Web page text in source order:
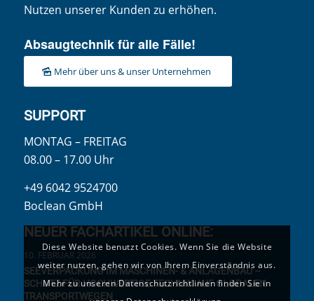
Nutzen unserer Kunden zu erhöhen.
Absaugtechnik für alle Fälle!
Mehr über uns & unser Unternehmen
SUPPORT
MONTAG – FREITAG
08.00 – 17.00 Uhr
+49 6042 9524700
Boclean GmbH
NEUER FACHARTIKEL ONLINE:
10. FEBRUAR 2026
SEEVERPACKUNG IM MASCHINEN- & ANLAGENBAU –
SCHUTZ FÜR HOCHWERTIGE TECHNIK AUF GLOBALEN
TRANSPORTWEGEN
Diese Website benutzt Cookies. Wenn Sie die Website
weiter nutzen, gehen wir von Ihrem Einverständnis aus.
Mehr zu unseren Datenschutzrichtlinien finden Sie in